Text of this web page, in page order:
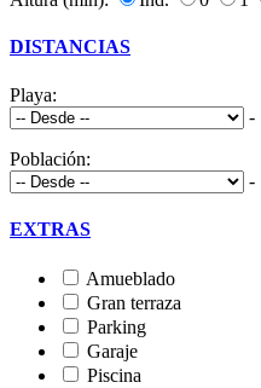
DISTANCIAS
Playa:
-
Población:
-
EXTRAS
Amueblado
Gran terraza
Parking
Garaje
Piscina